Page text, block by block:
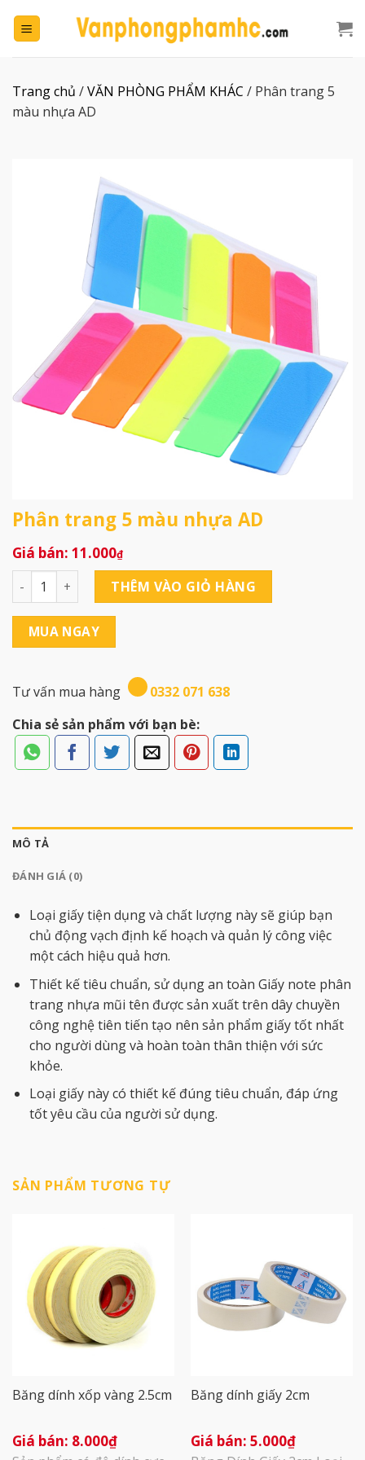
đến
Trang chủ /VĂN PHÒNG PHẨM KHÁC / Phân trang 5
màu nhựa AD
Phân trang 5 màu nhựa AD
11.000₫
Phân trang 5 màu nhựa AD số lượng
THÊM VÀO GIỎ HÀNG
MUA NGAY
Tư vấn mua hàng
0332 071 638
Chia sẻ sản phẩm với bạn bè:
MÔ TẢ
ĐÁNH GIÁ (0)
Loại giấy tiện dụng và chất lượng này sẽ giúp bạn
chủ động vạch định kế hoạch và quản lý công việc
một cách hiệu quả hơn.
Thiết kế tiêu chuẩn, sử dụng an toàn Giấy note phân
trang nhựa mũi tên được sản xuất trên dây chuyền
công nghệ tiên tiến tạo nên sản phẩm giấy tốt nhất
cho người dùng và hoàn toàn thân thiện với sức
khỏe.
Loại giấy này có thiết kế đúng tiêu chuẩn, đáp ứng
tốt yêu cầu của người sử dụng.
SẢN PHẨM TƯƠNG TỰ
Băng dính xốp vàng 2.5cm
8.000₫
Băng dính giấy 2cm
5.000₫